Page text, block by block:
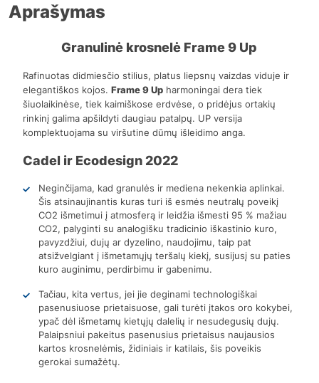
Aprašymas
Granulinė krosnelė Frame 9 Up
Rafinuotas didmiesčio stilius, platus liepsnų vaizdas viduje ir
elegantiškos kojos.Frame 9 Up harmoningai dera tiek
šiuolaikinėse, tiek kaimiškose erdvėse, o pridėjus ortakių
rinkinį galima apšildyti daugiau patalpų. UP versija
komplektuojama su viršutine dūmų išleidimo anga.
Cadel ir Ecodesign 2022
Neginčijama, kad granulės ir mediena nekenkia aplinkai.
Šis atsinaujinantis kuras turi iš esmės neutralų poveikį
CO2 išmetimui į atmosferą ir leidžia išmesti 95 % mažiau
CO2, palyginti su analogišku tradicinio iškastinio kuro,
pavyzdžiui, dujų ar dyzelino, naudojimu, taip pat
atsižvelgiant į išmetamųjų teršalų kiekį, susijusį su paties
kuro auginimu, perdirbimu ir gabenimu.
Tačiau, kita vertus, jei jie deginami technologiškai
pasenusiuose prietaisuose, gali turėti įtakos oro kokybei,
ypač dėl išmetamų kietųjų dalelių ir nesudegusių dujų.
Palaipsniui pakeitus pasenusius prietaisus naujausios
kartos krosnelėmis, židiniais ir katilais, šis poveikis
gerokai sumažėtų.